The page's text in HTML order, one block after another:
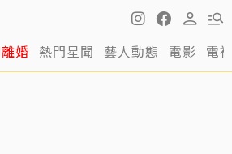
婚 熱門星聞 藝人動態 電影 電